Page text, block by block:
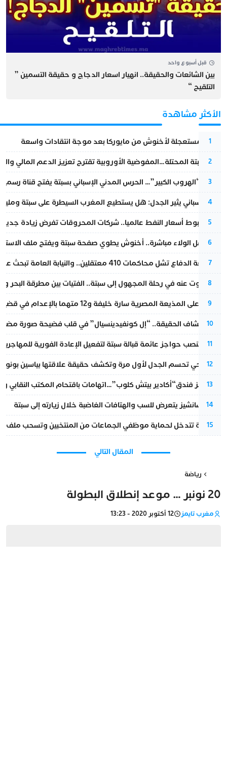
قبل أسبوع واحد
بين الشائعات والحقيقة.. انهيار اسعار الدجاج و حقيقة التسمين ”
التلقيح “
الأكثر مشاهدة
1
عودة مستعجلة لأخنوش من مايوركا بعد موجة انتقادات واسعة
2
أزمة سبتة المحتلة…المفوضية الأوروبية تقترح تعزيز الدعم المالي
3
عملية “الهروب الكبير”… الحرس المدني الإسباني بسبتة يفتح قناة
4
تقرير إسباني يثير الجدل: هل يستطيع المغرب السيطرة على سبتة
5
رغم هبوط أسعار النفط عالميا.. شركات المحروقات تفرض زيادة
6
بعد حفل الولاء مباشرة.. أخنوش يطوي صفحة سبتة ويفتح ملف
7
مقاطعة الدفاع تشل محاكمات 410 معتقلين.. والنيابة العامة تبحث عن حل قانوني
8
المسكوت عنه في رحلة المجهول إلى سبتة.. الفتيات بين مطرقة البحر
9
الحكم على المذيعة المصرية سارة خليفة و12 متهما بالإعدام في قضية هزت بلاد الفراعنة
10
بعد انكشاف الحقيقة.. “إل كونفيدينسيال” في قلب فضيحة صورة
11
إسبانيا تنصب حواجز عائمة قبالة سبتة لتفعيل الإعادة الفورية للمهاجرين
12
نورا فتحي تحسم الجدل لأول مرة وتكشف حقيقة علاقتها بياسين بونو
13
أزمة تهز فندق“أكادير بيتش كلوب”…اتهامات باقتحام المكتب النقابي
14
بيدرو سانشيز يتعرض للسب والهتافات الغاضبة خلال زيارته إلى سبتة
15
الداخلية تتدخل لحماية موظفي الجماعات من المنتخبين وتسحب ملف
المقال التالي
رياضة
20 نونبر … موعد إنطلاق البطولة
مغرب تايمز 12 أكتوبر 2020 - 13:23